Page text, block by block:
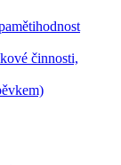
činnosti,